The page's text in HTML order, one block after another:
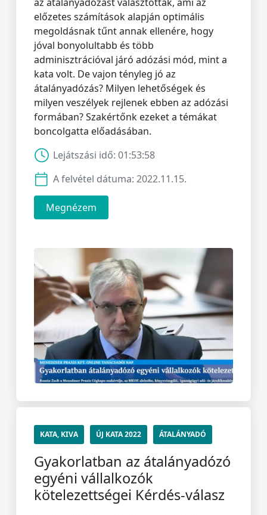
előzetes számítások alapján optimális
megoldásnak tűnt annak ellenére, hogy
jóval bonyolultabb és több
adminisztrációval járó adózási mód, mint a
kata volt. De vajon tényleg jó az
átalányadózás? Milyen lehetőségek és
milyen veszélyek rejlenek ebben az adózási
formában? Szakértőnk ezeket a témákat
boncolgatta előadásában.
Lejátszási idő: 01:53:58
A felvétel dátuma: 2022.11.15.
Megnézem
KATA, KIVA ÚJ KATA 2022 ÁTALÁNYADÓ
Gyakorlatban az átalányadózó
egyéni vállalkozók
kötelezettségei Kérdés-válasz